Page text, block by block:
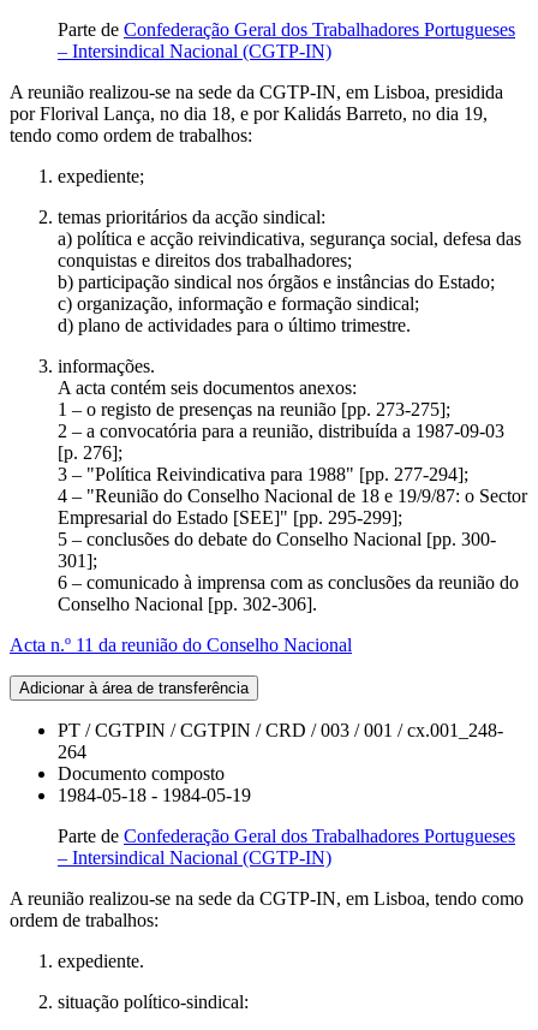
Parte de Confederação Geral dos Trabalhadores Portugueses
– Intersindical Nacional (CGTP-IN)
A reunião realizou-se na sede da CGTP-IN, em Lisboa, presidida
por Florival Lança, no dia 18, e por Kalidás Barreto, no dia 19,
tendo como ordem de trabalhos:
expediente;
temas prioritários da acção sindical:
a) política e acção reivindicativa, segurança social, defesa das
conquistas e direitos dos trabalhadores;
b) participação sindical nos órgãos e instâncias do Estado;
c) organização, informação e formação sindical;
d) plano de actividades para o último trimestre.
informações.
A acta contém seis documentos anexos:
1 – o registo de presenças na reunião [pp. 273-275];
2 – a convocatória para a reunião, distribuída a 1987-09-03
[p. 276];
3 – "Política Reivindicativa para 1988" [pp. 277-294];
4 – "Reunião do Conselho Nacional de 18 e 19/9/87: o Sector
Empresarial do Estado [SEE]" [pp. 295-299];
5 – conclusões do debate do Conselho Nacional [pp. 300-
301];
6 – comunicado à imprensa com as conclusões da reunião do
Conselho Nacional [pp. 302-306].
Acta n.º 11 da reunião do Conselho Nacional
Adicionar à área de transferência
PT / CGTPIN / CGTPIN / CRD / 003 / 001 / cx.001_248-
264
Documento composto
1984-05-18 - 1984-05-19
Parte de Confederação Geral dos Trabalhadores Portugueses
– Intersindical Nacional (CGTP-IN)
A reunião realizou-se na sede da CGTP-IN, em Lisboa, tendo como
ordem de trabalhos:
expediente.
situação político-sindical: